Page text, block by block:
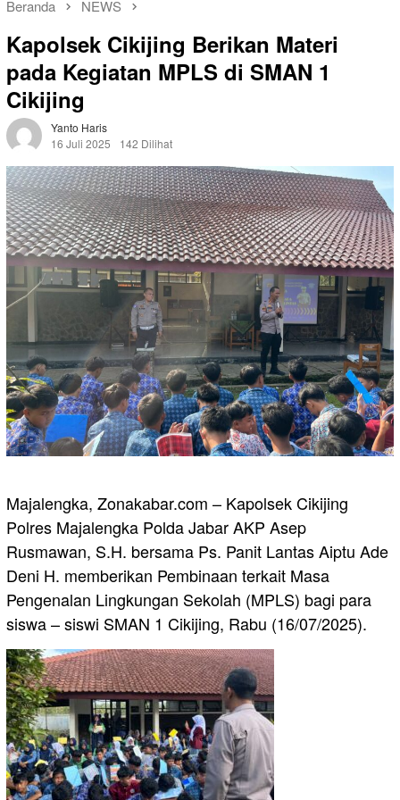
Beranda NEWS
Kapolsek Cikijing Berikan Materi
pada Kegiatan MPLS di SMAN 1
Cikijing
Yanto Haris
16 Juli 2025
142 Dilihat
Majalengka, Zonakabar.com – Kapolsek Cikijing
Polres Majalengka Polda Jabar AKP Asep
Rusmawan, S.H. bersama Ps. Panit Lantas Aiptu Ade
Deni H. memberikan Pembinaan terkait Masa
Pengenalan Lingkungan Sekolah (MPLS) bagi para
siswa – siswi SMAN 1 Cikijing, Rabu (16/07/2025).